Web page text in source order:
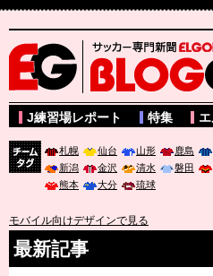
サッカー専門新聞ELGOLAZO web版
J練習場レポート 特集
札幌 仙台 山形 鹿島
新潟
金沢 清水 磐田
熊本
大分 琉球
モバイル向けデザインで見る
最新記事